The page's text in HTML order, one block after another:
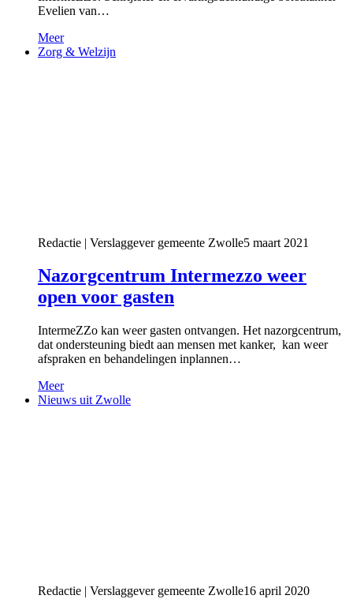
Evelien van…
Meer
Zorg & Welzijn
Redactie | Verslaggever gemeente Zwolle5 maart 2021
Nazorgcentrum Intermezzo weer
open voor gasten
IntermeZZo kan weer gasten ontvangen. Het nazorgcentrum,
dat ondersteuning biedt aan mensen met kanker, kan weer
afspraken en behandelingen inplannen…
Meer
Nieuws uit Zwolle
Redactie | Verslaggever gemeente Zwolle16 april 2020